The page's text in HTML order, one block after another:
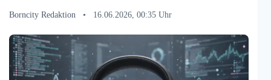
Borncity Redaktion • 16.06.2026, 00:35 Uhr